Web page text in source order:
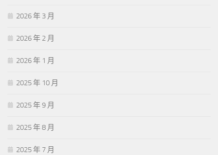
2026 年 3 月
2026 年 2 月
2026 年 1 月
2025 年 10 月
2025 年 9 月
2025 年 8 月
2025 年 7 月